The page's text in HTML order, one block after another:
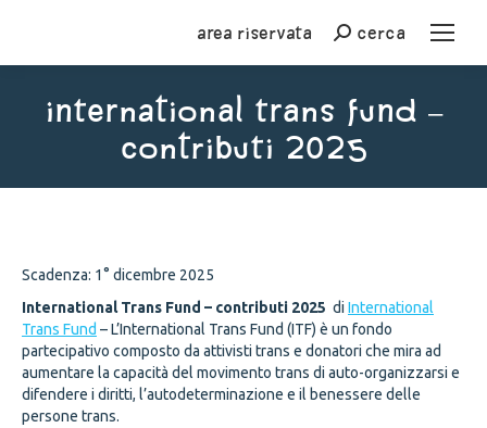
Area riservata Cercacerca
International Trans Fund –
contributi 2025
Scadenza: 1° dicembre 2025
International Trans Fund – contributi 2025 di International
Trans Fund – L’International Trans Fund (ITF) è un fondo
partecipativo composto da attivisti trans e donatori che mira ad
aumentare la capacità del movimento trans di auto-organizzarsi e
difendere i diritti, l’autodeterminazione e il benessere delle
persone trans.